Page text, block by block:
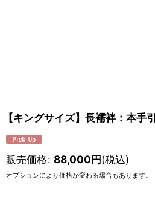
【キングサイズ】長襦袢：本手
販売価格: 88,000円(税込)
オプションにより価格が変わる場合もあります。